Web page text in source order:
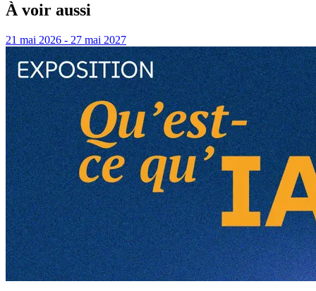
À voir aussi
21 mai 2026 - 27 mai 2027